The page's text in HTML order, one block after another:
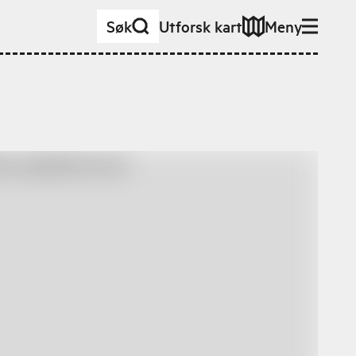
Søk Utforsk kart Meny